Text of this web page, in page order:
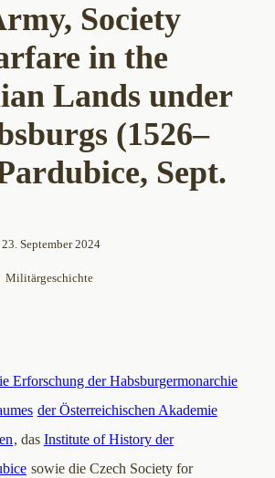
Society
in the
Lands under
(1526–
Sept.
23. September 2024
Militärgeschichte
Erforschung der Habsburgermonarchie
der Österreichischen Akademie
, das Institute of History der
sowie die Czech Society for